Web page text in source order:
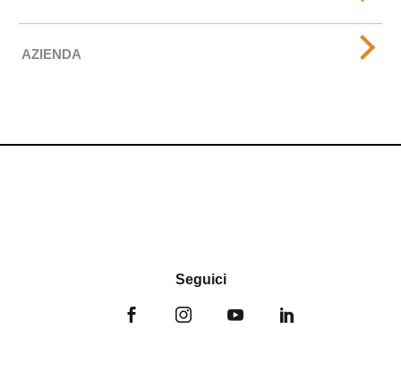
AZIENDA
Seguici